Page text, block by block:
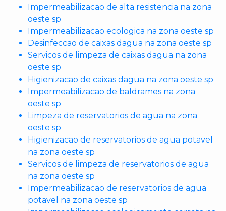
Impermeabilizacao de alta resistencia na zona
oeste sp
Impermeabilizacao ecologica na zona oeste sp
Desinfeccao de caixas dagua na zona oeste sp
Servicos de limpeza de caixas dagua na zona
oeste sp
Higienizacao de caixas dagua na zona oeste sp
Impermeabilizacao de baldrames na zona
oeste sp
Limpeza de reservatorios de agua na zona
oeste sp
Higienizacao de reservatorios de agua potavel
na zona oeste sp
Servicos de limpeza de reservatorios de agua
na zona oeste sp
Impermeabilizacao de reservatorios de agua
potavel na zona oeste sp